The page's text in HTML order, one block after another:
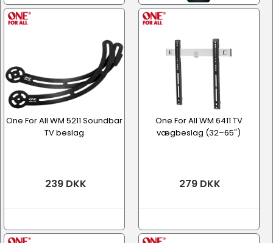
One For All WM 5211 Soundbar
TV beslag
239 DKK
One For All WM 6411 TV
vægbeslag (32–65")
279 DKK